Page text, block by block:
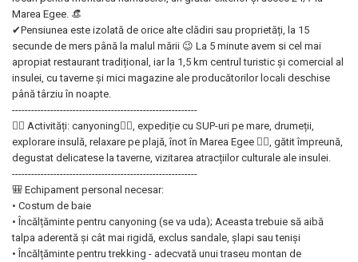
Marea Egee. 👒
✔Pensiunea este izolată de orice alte clădiri sau proprietăți, la 15
secunde de mers până la malul mării 😉 La 5 minute avem si cel mai
apropiat restaurant tradițional, iar la 1,5 km centrul turistic și comercial al
insulei, cu taverne și mici magazine ale producătorilor locali deschise
până târziu în noapte.
----------------------------------------------------------
🤸‍♂️ Activități: canyoning🧗‍♀️, expediție cu SUP-uri pe mare, drumeții,
explorare insulă, relaxare pe plajă, înot în Marea Egee 🏊‍♀️, gătit împreună,
degustat delicatese la taverne, vizitarea atracțiilor culturale ale insulei.
----------------------------------------------------------
🎒 Echipament personal necesar:
• Costum de baie
• Încălțăminte pentru canyoning (se va uda); Aceasta trebuie să aibă
talpa aderentă și cât mai rigidă, exclus sandale, șlapi sau teniși
• Încălțăminte pentru trekking - adecvată unui traseu montan de